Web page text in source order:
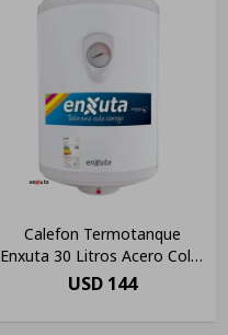
Calefon Termotanque
Enxuta 30 Litros Acero Color
Blanco
USD 144